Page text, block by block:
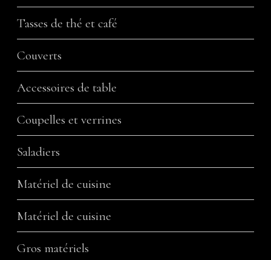
Tasses de thé et café
Couverts
Accessoires de table
Coupelles et verrines
Saladiers
Matériel de cuisine
Matériel de cuisine
Gros matériels